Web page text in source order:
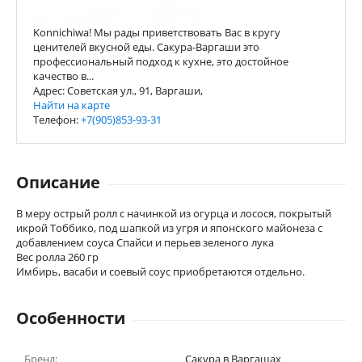
Konnichiwa! Мы рады приветствовать Вас в кругу
ценителей вкусной еды. Сакура-Варгаши это
профессиональный подход к кухне, это достойное
качество в...
Адрес: Советская ул., 91, Варгаши,
Найти на карте
Телефон:+7(905)853-93-31
Описание
В меру острый ролл с начинкой из огурца и лосося, покрытый
икрой Тоббико, под шапкой из угря и японского майонеза с
добавлением соуса Спайси и перьев зеленого лука
Вес ролла 260 гр
Имбирь, васаби и соевый соус приобретаются отдельно.
Особенности
Бренд: Сакура в Варгашах